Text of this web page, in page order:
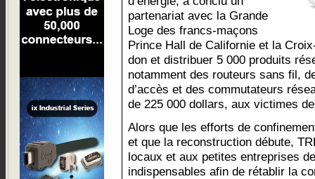
partenariat avec la Grande
Loge des francs-maçons
Prince Hall de Californie et la
don et distribuer 5 000 produits
notamment des routeurs sans fil,
d’accès et des commutateurs
de 225 000 dollars, aux victimes
Alors que les efforts de
et que la reconstruction débute,
locaux et aux petites entreprises
indispensables afin de rétablir la